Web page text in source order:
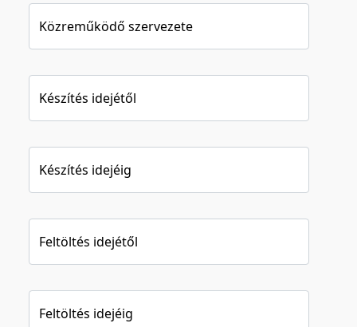
Közreműködő szervezete
Készítés idejétől
Készítés idejéig
Feltöltés idejétől
Feltöltés idejéig